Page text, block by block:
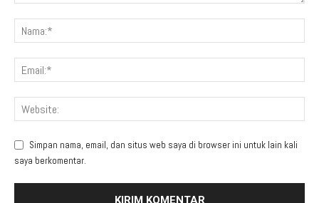
Simpan nama, email, dan situs web saya di browser ini untuk lain kali
saya berkomentar.